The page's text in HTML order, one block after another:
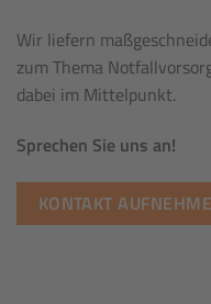
Wir liefern
zum Thema
dabei im Mittelpunkt.
Sprechen Sie uns an!
KONTAKT